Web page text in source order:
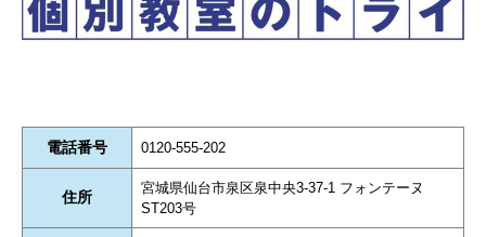
電話番号 0120-555-202
住所
宮城県仙台市泉区泉中央3-37-1 フォンテーヌ
ST203号